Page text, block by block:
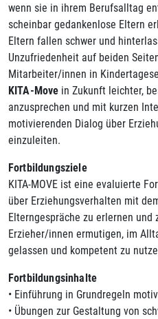
wenn sie in ihrem Berufsalltag
scheinbar gedankenlose Eltern
Eltern fallen schwer und
Unzufriedenheit auf beiden
Mitarbeiter/innen in
KITA-Move in Zukunft leichter,
anzusprechen und mit kurzen
motivierenden Dialog über
einzuleiten.
Fortbildungsziele
KITA-MOVE ist eine evaluierte
über Erziehungsverhalten mit
Elterngespräche zu erlernen und
Erzieher/innen ermutigen, im
gelassen und kompetent zu
Fortbildungsinhalte
• Einführung in Grundregeln
• Übungen zur Gestaltung von